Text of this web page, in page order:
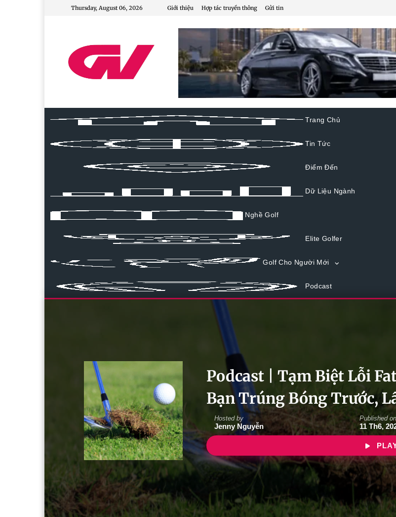
Thursday, August 06, 2026 Giới thiệu Hợp tác truyền thông Gửi tin
Trang Chủ
Tin Tức
Điểm Đến
Dữ Liệu Ngành
Nghề Golf
Elite Golfer
Golf Cho Người Mới
Podcast
Podcast | Tạm Biệt Lỗi
Bạn Trúng Bóng Trước,
Hosted by
Jenny Nguyễn
Published on
11 Th6,